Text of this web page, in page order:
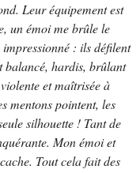
Leur équipement est
un émoi me brûle le
: ils défilent
balancé, hardis, brûlant
et maîtrisée à
mentons pointent, les
silhouette ! Tant de
Mon émoi et
Tout cela fait des